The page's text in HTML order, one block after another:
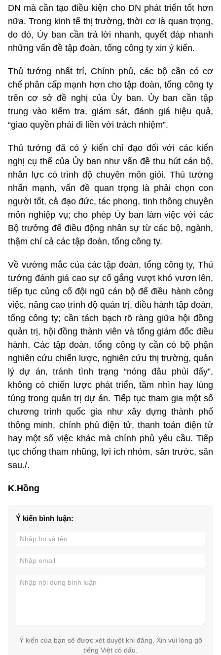
DN mà cần tạo điều kiện cho DN phát triển tốt hơn
nữa. Trong kinh tế thị trường, thời cơ là quan trọng,
do đó, Ủy ban cần trả lời nhanh, quyết đáp nhanh
những vấn đề tập đoàn, tổng công ty xin ý kiến.
Thủ tướng nhất trí, Chính phủ, các bộ cần có cơ
chế phân cấp mạnh hơn cho tập đoàn, tổng công ty
trên cơ sở đề nghị của Ủy ban. Ủy ban cần tập
trung vào kiểm tra, giám sát, đánh giá hiệu quả,
“giao quyền phải đi liền với trách nhiệm”.
Thủ tướng đã có ý kiến chỉ đạo đối với các kiến
nghị cụ thể của Ủy ban như vấn đề thu hút cán bộ,
nhân lực có trình độ chuyên môn giỏi. Thủ tướng
nhấn mạnh, vấn đề quan trọng là phải chọn con
người tốt, cả đạo đức, tác phong, tinh thông chuyên
môn nghiệp vụ; cho phép Ủy ban làm việc với các
Bộ trưởng để điều động nhân sự từ các bộ, ngành,
thậm chí cả các tập đoàn, tổng công ty.
Về vướng mắc của các tập đoàn, tổng công ty, Thủ
tướng đánh giá cao sự cố gắng vượt khó vươn lên,
tiếp tục củng cố đội ngũ cán bộ để điều hành công
việc, nâng cao trình độ quản trị, điều hành tập đoàn,
tổng công ty; cần tách bạch rõ ràng giữa hội đồng
quản trị, hội đồng thành viên và tổng giám đốc điều
hành. Các tập đoàn, tổng công ty cần có bộ phận
nghiên cứu chiến lược, nghiên cứu thị trường, quản
lý dự án, tránh tình trạng “nóng đâu phủi đấy”,
không có chiến lược phát triển, tầm nhìn hay lúng
túng trong quản trị dự án. Tiếp tục tham gia một số
chương trình quốc gia như xây dựng thành phố
thông minh, chính phủ điện tử, thanh toán điện tử
hay một số việc khác mà chính phủ yêu cầu. Tiếp
tục chống tham nhũng, lợi ích nhóm, sân trước, sân
sau./.
K.Hồng
Ý kiến bình luận:
Ý kiến của bạn sẽ được xét duyệt khi đăng. Xin vui lòng gõ
tiếng Việt có dấu.